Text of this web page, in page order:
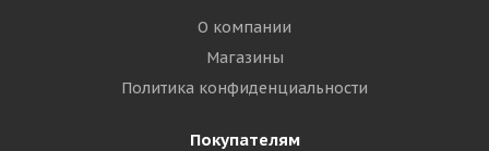
О компании
Магазины
Политика конфиденциальности
Покупателям